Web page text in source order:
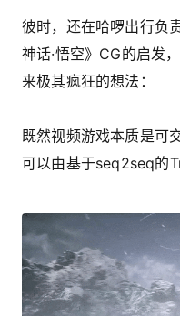
彼时，还在哈啰出行负
神话·悟空》CG的启发
来极其疯狂的想法：
既然视频游戏本质是可
可以由基于seq2seq的